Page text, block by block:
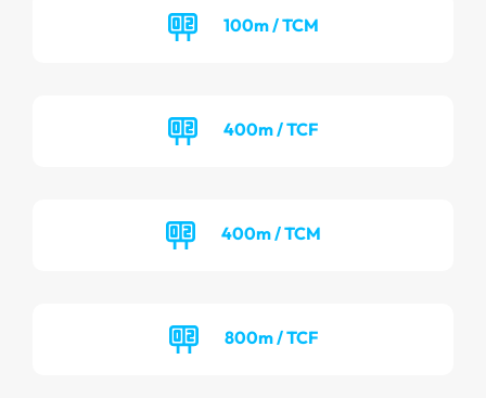
100m / TCM
400m / TCF
400m / TCM
800m / TCF